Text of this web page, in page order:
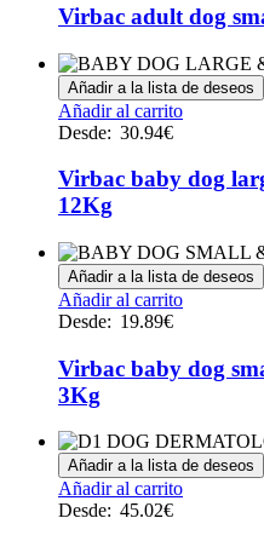
página
producto
múltiples
variantes.
Las
opciones
se
pueden
la
producto
Virbac adult dog
Añadir a la lista de deseos
Añadir al carritoEste
múltiples
variantes.
se
pueden
elegir
página
Desde: 30.94€
Virbac baby dog
12Kg
Añadir a la lista de deseos
Añadir al carritoEste
múltiples
variantes.
se
pueden
elegir
Desde: 19.89€
Virbac baby dog
3Kg
Añadir a la lista de deseos
Añadir al carritoEste
Desde: 45.02€